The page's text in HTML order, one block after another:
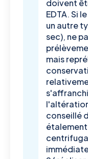
doivent
EDTA. Si
un autre
sec), ne
mais
conseillé